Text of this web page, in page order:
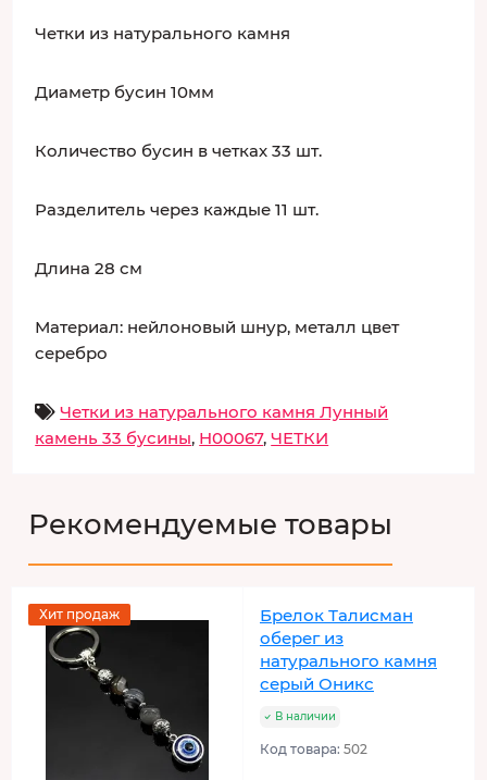
Четки из натурального камня
Диаметр бусин 10мм
Количество бусин в четках 33 шт.
Разделитель через каждые 11 шт.
Длина 28 см
Материал: нейлоновый шнур, металл цвет
серебро
Четки из натурального камня Лунный
камень 33 бусины, H00067,ЧЕТКИ
Рекомендуемые товары
Хит продаж
Брелок Талисман
оберег из
натурального камня
серый Оникс
В наличии
Код товара: 502